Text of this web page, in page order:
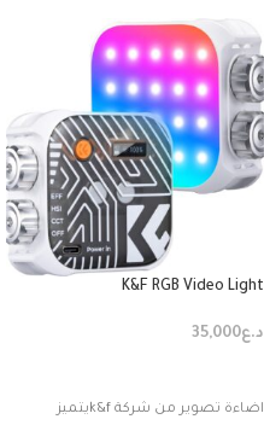
K&F RGB Video Light
د.ع35,000
اضاءة تصوير من شركة k&fيتميز